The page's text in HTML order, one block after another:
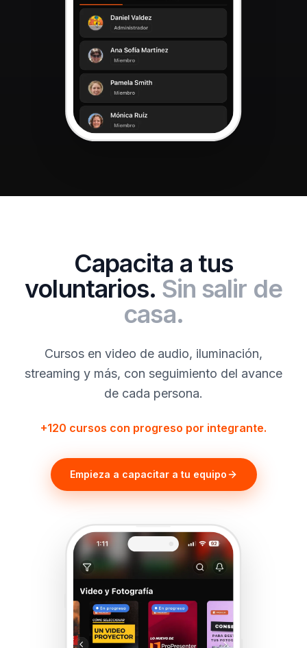
Capacita a tus
voluntarios. Sin salir de
casa.
Cursos en video de audio, iluminación,
streaming y más, con seguimiento del avance
de cada persona.
+120 cursos con progreso por integrante.
Empieza a capacitar a tu equipo